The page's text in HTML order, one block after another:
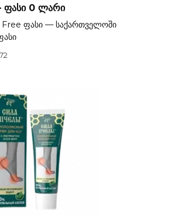
ფასი 0 ლარი
ფასი — საქართველოში